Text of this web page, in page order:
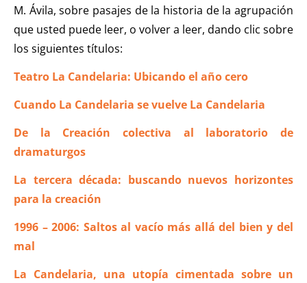
M. Ávila, sobre pasajes de la historia de la agrupación
que usted puede leer, o volver a leer, dando clic sobre
los siguientes títulos:
Teatro La Candelaria: Ubicando el año cero
Cuando La Candelaria se vuelve La Candelaria
De la Creación colectiva al laboratorio de
dramaturgos
La tercera década: buscando nuevos horizontes
para la creación
1996 – 2006: Saltos al vacío más allá del bien y del
mal
La Candelaria, una utopía cimentada sobre un